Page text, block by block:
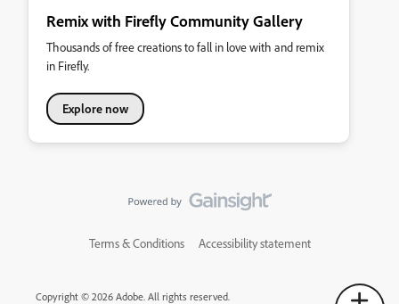
Remix with Firefly Community Gallery
Thousands of free creations to fall in love with and remix
in Firefly.
Explore now
Terms & Conditions Accessibility statement
Copyright © 2026 Adobe. All rights reserved.